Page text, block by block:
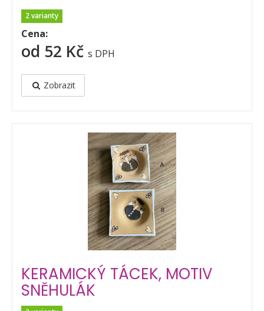
2 varianty
Cena:
od 52 Kč s DPH
Zobrazit
KERAMICKÝ TÁCEK, MOTIV
SNĚHULÁK